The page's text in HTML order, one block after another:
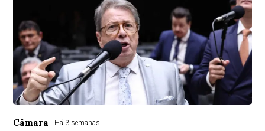
Câmara Há 3 semanas